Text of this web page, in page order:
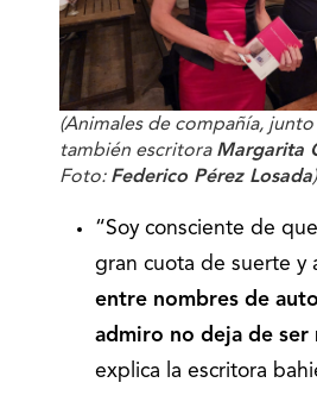
(Animales de compañía, junto
también escritora Margarita
Foto: Federico Pérez Losada)
“Soy consciente de
gran cuota de suerte y
entre nombres de
admiro no deja de ser
explica la escritora